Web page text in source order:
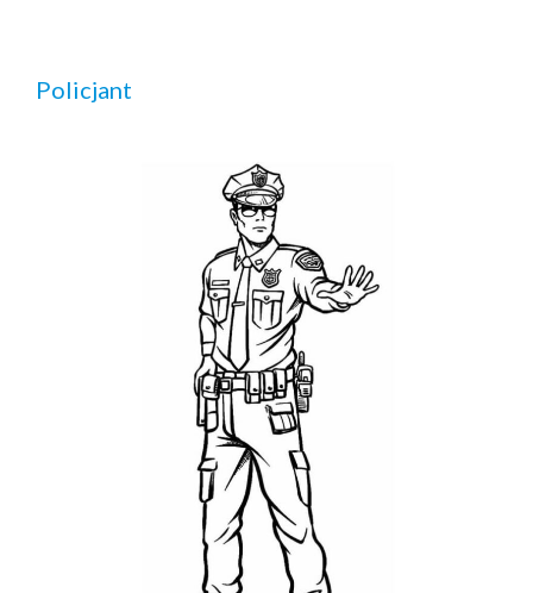
Policjant